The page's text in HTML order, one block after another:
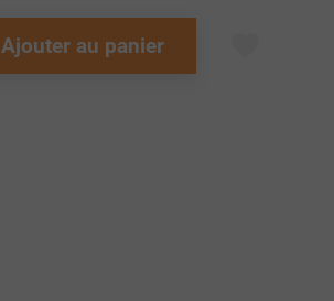
Ajouter au panier